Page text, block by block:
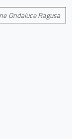
Ondaluce Ragusa